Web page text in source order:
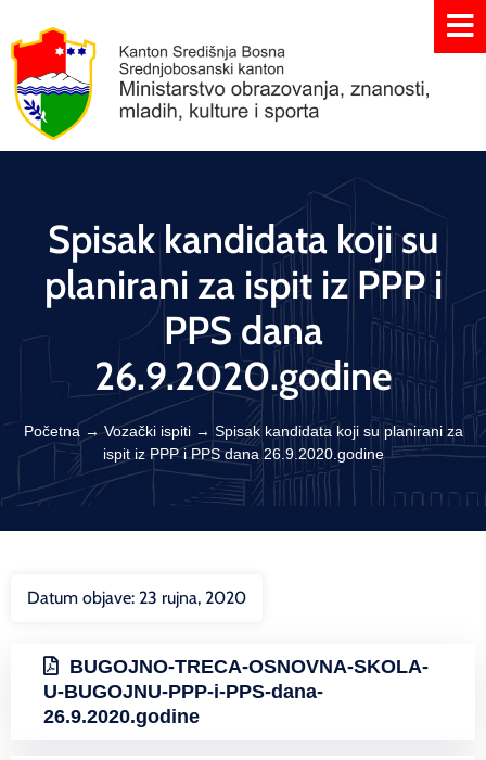
Spisak kandidata koji su
planirani za ispit iz PPP i
PPS dana
26.9.2020.godine
Početna →Vozački ispiti→ Spisak kandidata koji su planirani za
ispit iz PPP i PPS dana 26.9.2020.godine
Datum objave: 23 rujna, 2020
BUGOJNO-TRECA-OSNOVNA-SKOLA-
U-BUGOJNU-PPP-i-PPS-dana-
26.9.2020.godine